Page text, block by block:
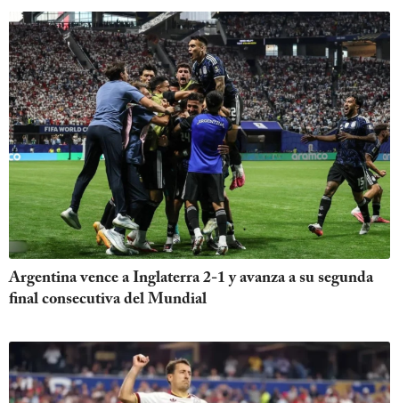
Argentina vence a Inglaterra 2-1 y avanza a su segunda
final consecutiva del Mundial